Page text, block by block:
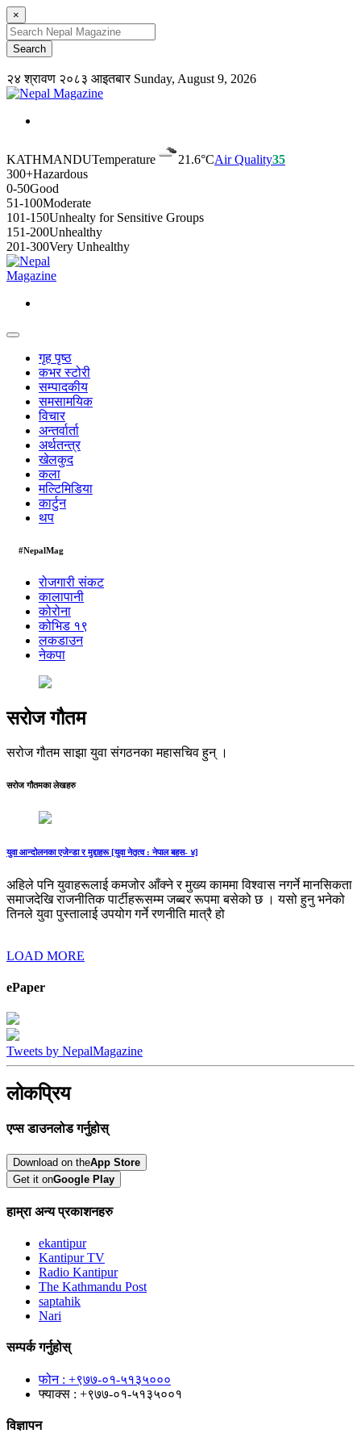
×
२४ श्रावण २०८३ आइतबारSunday, August 9, 2026
KATHMANDUTemperature 21.6°CAir Quality35
300+Hazardous
0-50Good
51-100Moderate
101-150Unhealty for Sensitive Groups
151-200Unhealthy
201-300Very Unhealthy
गृह पृष्ठ
कभर स्टोरी
सम्पादकीय
समसामयिक
विचार
अन्तर्वार्ता
अर्थतन्त्र
खेलकुद
कला
मल्टिमिडिया
कार्टुन
थप
#NepalMag
रोजगारी संकट
कालापानी
कोरोना
कोभिड १९
लकडाउन
नेकपा
सरोज गौतम
सरोज गौतम साझा युवा संगठनका महासचिव हुन् ।
सरोज गौतमका लेखहरु
युवा आन्दोलनका एजेन्डा र मुद्दाहरू [युवा नेतृत्व : नेपाल बहस- ४]
अहिले पनि युवाहरूलाई कमजोर आँक्ने र मुख्य काममा विश्वास नगर्ने मानसिकता
समाजदेखि राजनीतिक पार्टीहरूसम्म जब्बर रूपमा बसेको छ । यसो हुनु भनेको
तिनले युवा पुस्तालाई उपयोग गर्ने रणनीति मात्रै हो
LOAD MORE
ePaper
Tweets by NepalMagazine
लोकप्रिय
एप्स डाउनलोड गर्नुहोस्
Download on theApp Store
Get it onGoogle Play
हाम्रा अन्य प्रकाशनहरु
ekantipur
Kantipur TV
Radio Kantipur
The Kathmandu Post
saptahik
Nari
सम्पर्क गर्नुहोस्
फोन : +९७७-०१-५१३५०००
फ्याक्स : +९७७-०१-५१३५००१
विज्ञापन